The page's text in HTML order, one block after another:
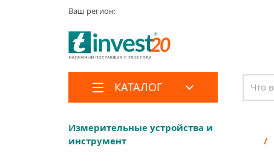
Ваш регион:
КАТАЛОГ
Измерительные устройства и
инструмент